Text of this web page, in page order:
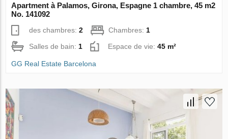
Apartment à Palamos, Girona, Espagne 1 chambre, 45 m2
No. 141092
des chambres:2 Chambres: 1
Salles de bain: 1 Espace de vie:45 m²
GG Real Estate Barcelona